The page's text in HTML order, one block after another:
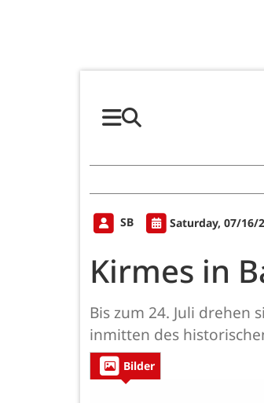
SB Saturday, 07/16/
Kirmes in
Bis zum 24. Juli drehen
inmitten des
Bilder